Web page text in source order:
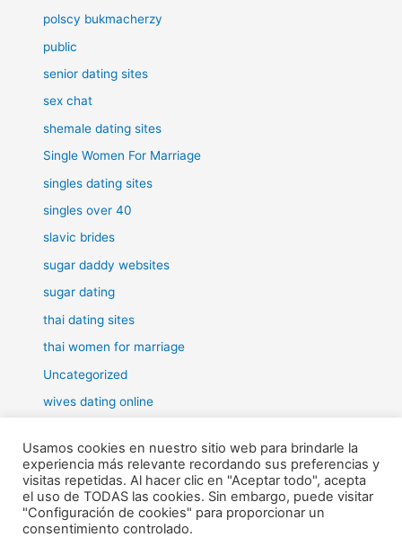
polscy bukmacherzy
public
senior dating sites
sex chat
shemale dating sites
Single Women For Marriage
singles dating sites
singles over 40
slavic brides
sugar daddy websites
sugar dating
thai dating sites
thai women for marriage
Uncategorized
wives dating online
Todos los derechos © 2026 RHE | Funciona gracias a
Usamos cookies en nuestro sitio web para brindarle la
experiencia más relevante recordando sus preferencias y
visitas repetidas. Al hacer clic en "Aceptar todo", acepta
el uso de TODAS las cookies. Sin embargo, puede visitar
"Configuración de cookies" para proporcionar un
consentimiento controlado.